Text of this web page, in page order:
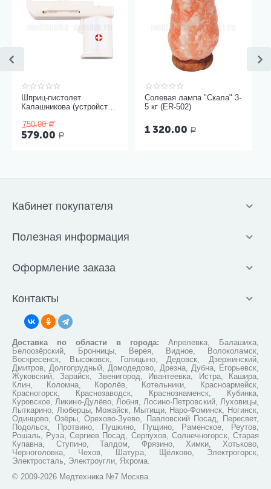
Шприц-пистолет
Калашникова (устройство
шприцами одноразовыми)
750.00 Р
579.00 Р
Солевая лампа "Скала" 3-
5 кг (ER-502)
1 320.00 Р
Кабинет покупателя
Полезная информация
Оформление заказа
Контакты
Доставка по области в города: Апрелевка, Балашиха,
Белоозёрский, Бронницы, Верея, Видное, Волоколамск,
Воскресенск, Высоковск, Голицыно, Дедовск, Дзержинский,
Дмитров, Долгопрудный, Домодедово, Дрезна, Дубна, Егорьевск,
Жуковский, Зарайск, Звенигород, Ивантеевка, Истра, Кашира,
Клин, Коломна, Королёв, Котельники, Красноармейск,
Красногорск, Краснозаводск, Краснознаменск, Кубинка,
Куровское, Ликино-Дулёво, Лобня, Лосино-Петровский, Луховицы,
Лыткарино, Люберцы, Можайск, Мытищи, Наро-Фоминск, Ногинск,
Одинцово, Озёры, Орехово-Зуево, Павловский Посад, Пересвет,
Подольск, Протвино, Пушкино, Пущино, Раменское, Реутов,
Рошаль, Руза, Сергиев Посад, Серпухов, Солнечногорск, Старая
Купавна, Ступино, Талдом, Фрязино, Химки, Хотьково,
Черноголовка, Чехов, Шатура, Щёлково, Электрогорск,
Электросталь, Электроугли, Яхрома.
© 2009-2026 Медтехника №7 Москва.